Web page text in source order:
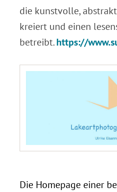
die kunstvolle,
kreiert und einen
betreibt.https://
Die Homepage einer